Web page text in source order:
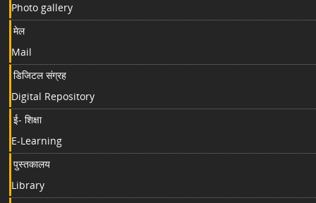
Photo gallery
मेल
Mail
डिजिटल संग्रह
Digital Repository
ई- शिक्षा
E-Learning
पुस्तकालय
Library